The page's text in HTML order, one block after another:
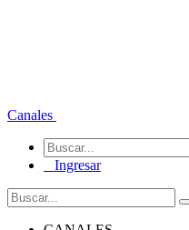
Canales
Ingresar